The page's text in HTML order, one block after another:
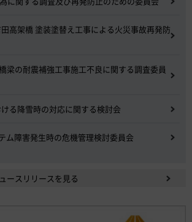
高架橋 塗装塗替え工事による火災事故再発防
梁の耐震補強工事施工不良に関する調査委員
る降雪時の対応に関する検討会
ム障害発生時の危機管理検討委員会
ースリリースを見る